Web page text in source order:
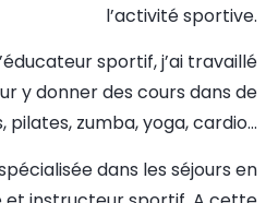
l’activité sportive.
sportif, j’ai travaillé
y donner des cours dans de
zumba, yoga, cardio…
dans les séjours en